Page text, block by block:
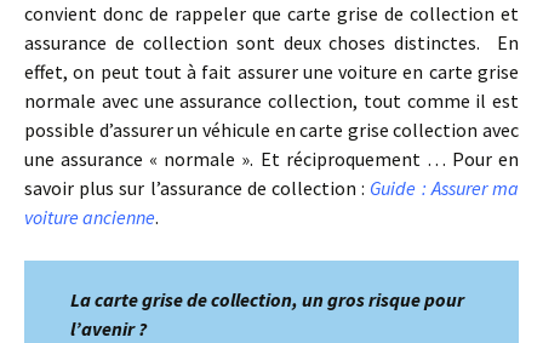
convient donc de rappeler que carte grise de collection et
assurance de collection sont deux choses distinctes. En
effet, on peut tout à fait assurer une voiture en carte grise
normale avec une assurance collection, tout comme il est
possible d’assurer un véhicule en carte grise collection avec
une assurance « normale ». Et réciproquement … Pour en
savoir plus sur l’assurance de collection : Guide : Assurer ma
voiture ancienne.
La carte grise de collection, un gros risque pour
l’avenir ?